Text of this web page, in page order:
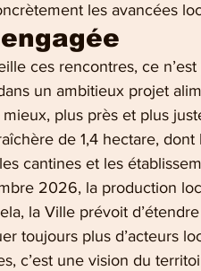
les avancées
ces rencontres, ce
un ambitieux projet
plus près et plus
de 1,4 hectare,
cantines et les
2026, la production
la Ville prévoit
toujours plus d’acteurs
c’est une vision du